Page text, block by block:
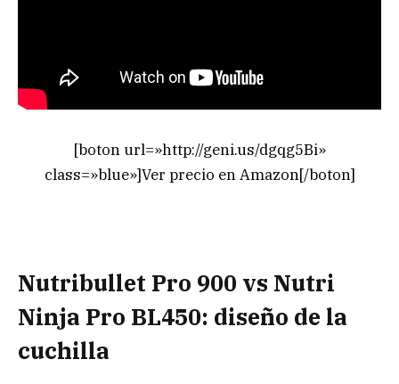
[boton url=»http://geni.us/dgqg5Bi»
class=»blue»]Ver precio en Amazon[/boton]
Nutribullet Pro 900 vs Nutri
Ninja Pro BL450: diseño de la
cuchilla